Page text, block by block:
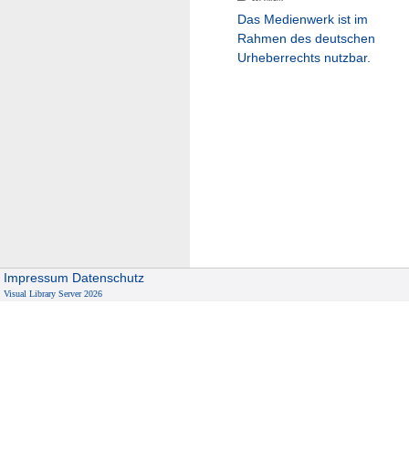
Das Medienwerk ist im
Rahmen des deutschen
Urheberrechts nutzbar.
Impressum Datenschutz
Visual Library Server 2026